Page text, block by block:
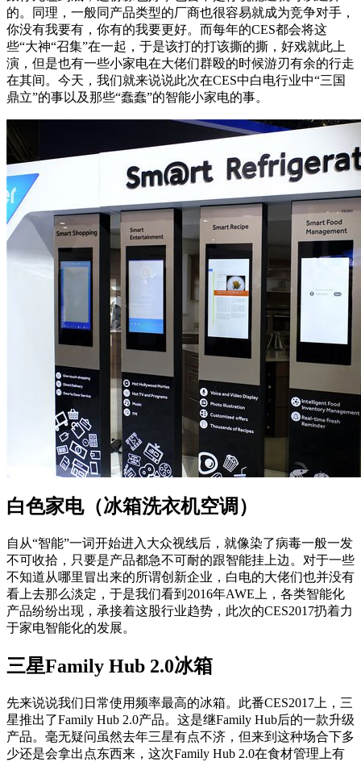
的。同理，一般同产品类型的厂商也很容易就成为竞争对手，
你没有我要有，你有的我要更好。而每年的CES都会将这
些“大神“召集”在一起，于是该打的打该撕的撕，好戏就此上
演，但是也有一些小家电在大佬们群殴的时候游刃有余的行走
在其间。今天，我们就来说说此次在CES中白电行业中“三国
鼎立”的事以及那些“蠢蠢”的智能小家电的事。
白色家电（冰箱洗衣机空调）
自从“智能”一词开始进入大众视线后，就像染了病毒一般一发
不可收拾，只要是产品都急不可耐的跟智能挂上边。对于一些
不知道从哪里冒出来的所谓创新企业，白电的大佬们也并没有
看上去那么淡定，于是我们看到2016年AWE上，各类智能化
产品纷纷出现，承接着这股行业趋势，此次的CES2017扔着力
于家电智能化的发展。
三星Family Hub 2.0冰箱
先来说说我们日常使用频率最高的冰箱。此番CES2017上，三
星推出了Family Hub 2.0产品。这是继Family Hub后的一款升级
产品。毫无疑问虽然去年三星有点不济，但来到这种场合下多
少还是会拿出点东西来，这次Family Hub 2.0在食材管理上有